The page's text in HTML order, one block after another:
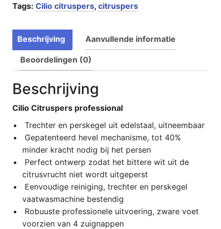
Tags: Cilio citruspers, citruspers
Beschrijving Aanvullende informatie
Beoordelingen (0)
Beschrijving
Cilio Citruspers professional
Trechter en perskegel uit edelstaal, uitneembaar
Gepatenteerd hevel mechanisme, tot 40%
minder kracht nodig bij het persen
Perfect ontwerp zodat het bittere wit uit de
citrusvrucht niet wordt uitgeperst
Eenvoudige reiniging, trechter en perskegel
vaatwasmachine bestendig
Robuuste professionele uitvoering, zware voet
voorzien van 4 zuignappen